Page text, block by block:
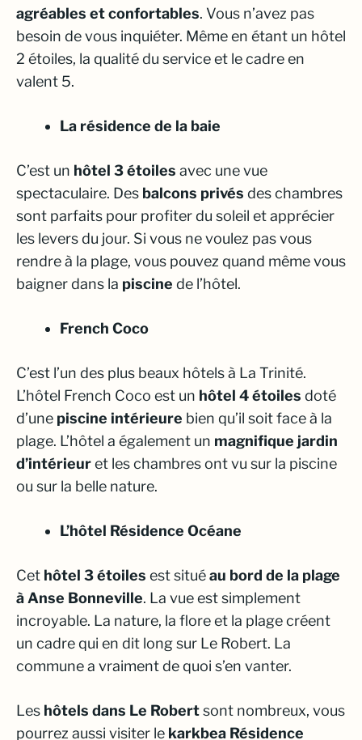
agréables et confortables. Vous n’avez pas
besoin de vous inquiéter. Même en étant un hôtel
2 étoiles, la qualité du service et le cadre en
valent 5.
La résidence de la baie
C’est un hôtel 3 étoiles avec unevue
spectaculaire. Des balcons privés des chambres
sont parfaits pour profiter du soleil et apprécier
les levers du jour. Si vous ne voulez pas vous
rendre à la plage, vous pouvez quand même vous
baigner dans la piscine de l’hôtel.
French Coco
C’est l’un des plus beaux hôtels à La Trinité.
L’hôtel French Coco est un hôtel 4 étoiles doté
d’une piscine intérieure bien qu’il soit face à la
plage. L’hôtel a également un magnifique jardin
d’intérieuret les chambres ont vu sur la piscine
ou sur la belle nature.
L’hôtel Résidence Océane
Cet hôtel 3 étoiles est situéau bord de la plage
à Anse Bonneville. La vue est simplement
incroyable. La nature, la flore et la plage créent
un cadre qui en dit long sur Le Robert. La
commune a vraiment de quoi s’en vanter.
Les hôtels dans Le Robertsont nombreux, vous
pourrez aussi visiter le karkbea Résidence